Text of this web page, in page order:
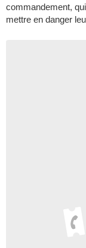
commandement,
mettre en danger